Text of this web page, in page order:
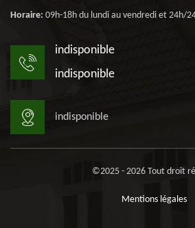
Horaire: 09h-18h du lundi au vendredi et 24h/
indisponible
indisponible
indisponible
©2025 - 2026 Tout droit
Mentions légales